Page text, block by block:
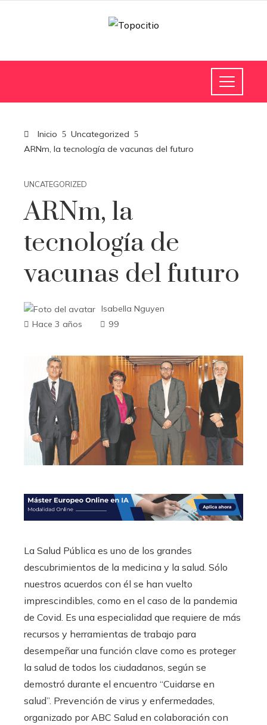
Inicio
Uncategorized
ARNm, la tecnología de vacunas del futuro
UNCATEGORIZED
ARNm, la
tecnología de
vacunas del futuro
Isabella Nguyen
Hace 3 años
99
La Salud Pública es uno de los grandes
descubrimientos de la medicina y la salud. Sólo
nuestros acuerdos con él se han vuelto
imprescindibles, como en el caso de la pandemia
de Covid. Es una especialidad que requiere de más
recursos y herramientas de trabajo para
desempeñar una función clave como es proteger
la salud de todos los ciudadanos, según se
demostró durante el encuentro “Cuidarse en
salud”. Prevención de virus y enfermedades,
organizado por ABC Salud en colaboración con